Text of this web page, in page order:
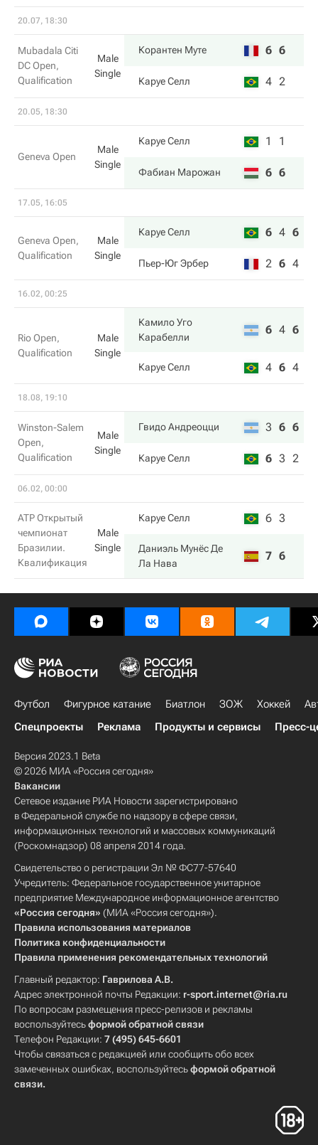
20.07, 18:30
Mubadala Citi
DC Open,
Qualification
Male
Single
Корантен Муте 6 6
Каруе Селл 4 2
20.05, 18:30
Geneva Open
Male
Single
Каруе Селл 1 1
Фабиан Марожан 6 6
17.05, 16:05
Geneva Open,
Qualification
Male
Single
Каруе Селл 6 4 6
Пьер-Юг Эрбер 2 6 4
16.02, 00:25
Rio Open,
Qualification
Male
Single
Камило Уго
Карабелли
6 4 6
Каруе Селл 4 6 4
18.08, 19:10
Winston-Salem
Open,
Qualification
Male
Single
Гвидо Андреоцци 3 6 6
Каруе Селл 6 3 2
06.02, 00:00
ATP Открытый
чемпионат
Бразилии.
Квалификация
Male
Single
Каруе Селл 6 3
Даниэль Мунёс Де
Ла Нава
7 6
Футбол Фигурное катание Биатлон ЗОЖ Хоккей
Спецпроекты
Реклама Продукты и сервисы Пресс-
Версия 2023.1 Beta
© 2026 МИА «Россия сегодня»
Вакансии
Сетевое издание РИА Новости зарегистрировано
в Федеральной службе по надзору в сфере связи,
информационных технологий и массовых коммуникаций
(Роскомнадзор) 08 апреля 2014 года.
Свидетельство о регистрации Эл № ФС77-57640
Учредитель: Федеральное государственное унитарное
предприятие Международное информационное агентство
«Россия сегодня» (МИА «Россия сегодня»).
Правила использования материалов
Политика конфиденциальности
Правила применения рекомендательных технологий
Главный редактор: Гаврилова А.В.
Адрес электронной почты Редакции: r-sport.internet@ria.ru
По вопросам размещения пресс-релизов и рекламы
воспользуйтесьформой обратной связи
Телефон Редакции: 7 (495) 645-6601
Чтобы связаться с редакцией или сообщить обо всех
замеченных ошибках, воспользуйтесьформой обратной
связи.